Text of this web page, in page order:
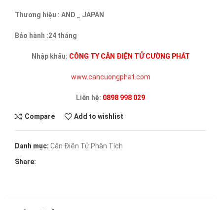
Thương hiệu : AND _ JAPAN
Bảo hành :24 tháng
Nhập khẩu: CÔNG TY CÂN ĐIỆN TỬ CƯỜNG PHÁT
www.cancuongphat.com
Liên hệ: 0898 998 029
Compare Add to wishlist
Danh mục: Cân Điện Tử Phân Tích
Share: